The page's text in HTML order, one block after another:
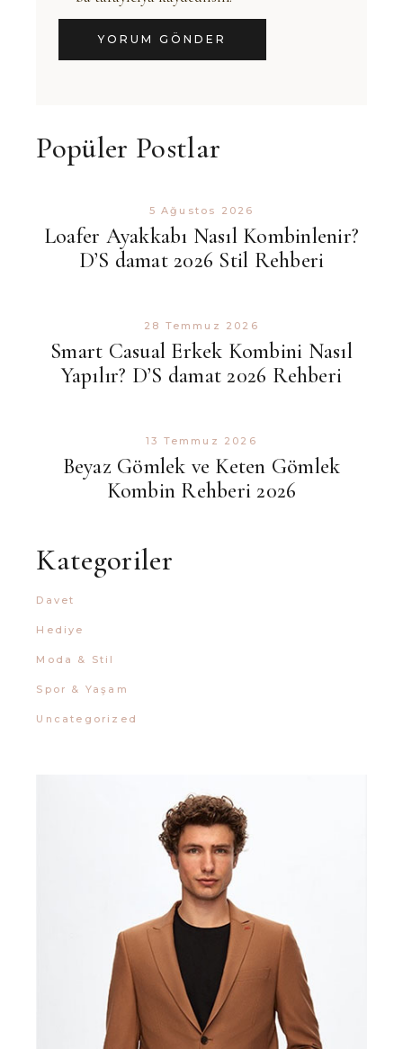
YORUM GÖNDER
Popüler Postlar
Loafer Ayakkabı Nasıl Kombinlenir?
D’S damat 2026 Stil Rehberi
5 Ağustos 2026
Smart Casual Erkek Kombini Nasıl
Yapılır? D’S damat 2026 Rehberi
28 Temmuz 2026
Beyaz Gömlek ve Keten Gömlek
Kombin Rehberi 2026
13 Temmuz 2026
Kategoriler
Davet
Hediye
Moda & Stil
Spor & Yaşam
Uncategorized